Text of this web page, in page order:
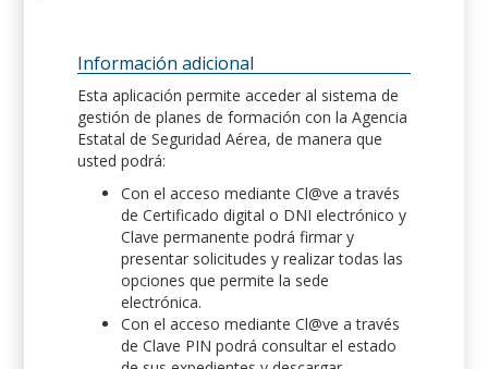
Información adicional
Esta aplicación permite acceder al sistema de
gestión de planes de formación con la Agencia
Estatal de Seguridad Aérea, de manera que
usted podrá:
Con el acceso mediante Cl@ve a través
de Certificado digital o DNI electrónico y
Clave permanente podrá firmar y
presentar solicitudes y realizar todas las
opciones que permite la sede
electrónica.
Con el acceso mediante Cl@ve a través
de Clave PIN podrá consultar el estado